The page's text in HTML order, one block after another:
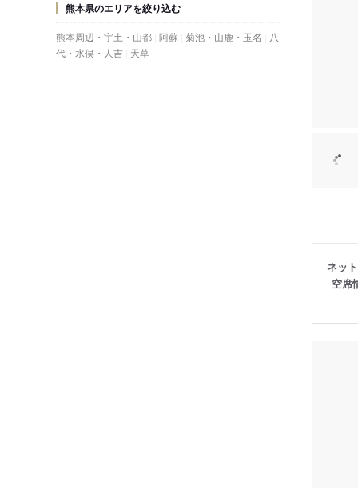
熊本県のエリアを絞り込む
熊本周辺・宇土・山都 阿蘇 菊池・山鹿・玉名
八
代・水俣・人吉 天草
ネッ
空席